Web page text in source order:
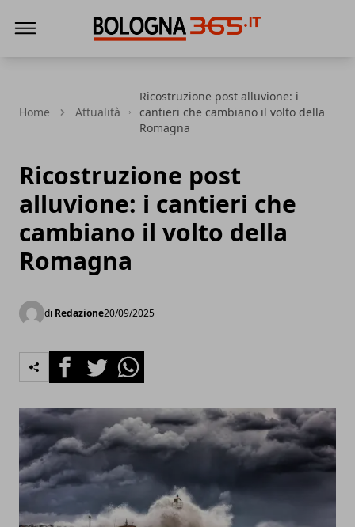
Home Attualità
Ricostruzione post alluvione: i
cantieri che cambiano il volto della
Romagna
Ricostruzione post
alluvione: i cantieri che
cambiano il volto della
Romagna
di Redazione20/09/2025
FacebookTwitterWhatsapp